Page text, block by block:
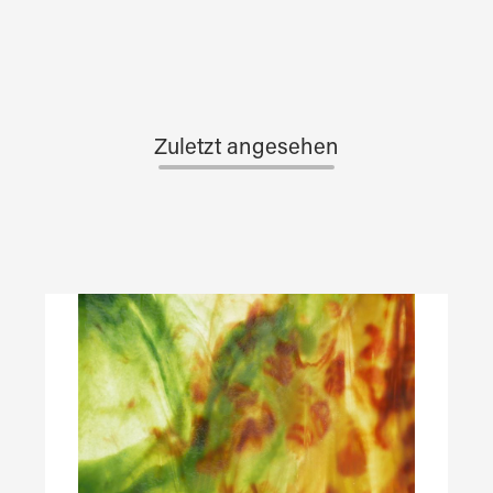
Zuletzt angesehen
Produktgalerie überspringen